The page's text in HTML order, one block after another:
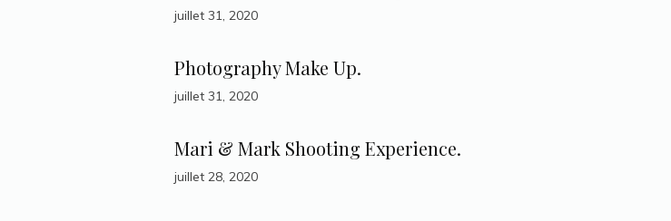
juillet 31, 2020
Photography Make Up.
juillet 31, 2020
Mari & Mark Shooting Experience.
juillet 28, 2020